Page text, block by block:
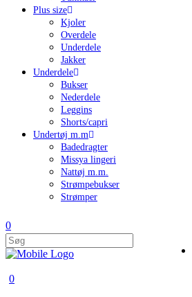
Plus size
Kjoler
Overdele
Underdele
Jakker
Underdele
Bukser
Nederdele
Leggins
Shorts/capri
Undertøj m.m
Badedragter
Missya lingeri
Nattøj m.m.
Strømpebukser
Strømper
0
0